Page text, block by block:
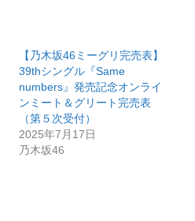
【乃木坂46ミーグリ完売表】
39thシングル『Same
numbers』発売記念オンライ
ンミート＆グリート完売表
（第５次受付）
2025年7月17日
乃木坂46